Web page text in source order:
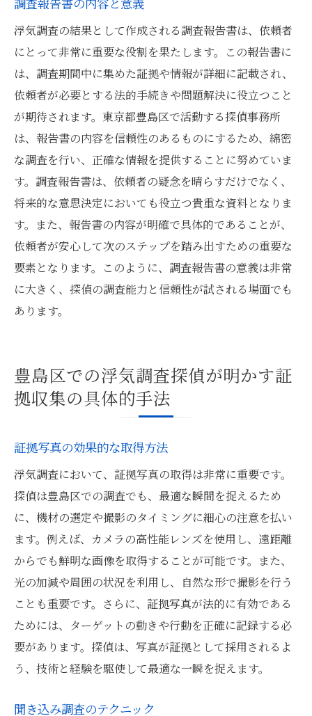
浮気調査の結果として作成される調査報告書は、依頼者
にとって非常に重要な役割を果たします。この報告書に
は、調査期間中に集めた証拠や情報が詳細に記載され、
依頼者が必要とする法的手続きや問題解決に役立つこと
が期待されます。東京都豊島区で活動する探偵事務所
は、報告書の内容を信頼性のあるものにするため、綿密
な調査を行い、正確な情報を提供することに努めていま
す。調査報告書は、依頼者の疑念を晴らすだけでなく、
将来的な意思決定においても役立つ貴重な資料となりま
す。また、報告書の内容が明確で具体的であることが、
依頼者が安心して次のステップを踏み出すための重要な
要素となります。このように、調査報告書の意義は非常
に大きく、探偵の調査能力と信頼性が試される場面でも
あります。
豊島区での浮気調査探偵が明かす証
拠収集の具体的手法
証拠写真の効果的な取得方法
浮気調査において、証拠写真の取得は非常に重要です。
探偵は豊島区での調査でも、最適な瞬間を捉えるため
に、機材の選定や撮影のタイミングに細心の注意を払い
ます。例えば、カメラの高性能レンズを使用し、遠距離
からでも鮮明な画像を取得することが可能です。また、
光の加減や周囲の状況を利用し、自然な形で撮影を行う
ことも重要です。さらに、証拠写真が法的に有効である
ためには、ターゲットの動きや行動を正確に記録する必
要があります。探偵は、写真が証拠として採用されるよ
う、技術と経験を駆使して最適な一瞬を捉えます。
聞き込み調査のテクニック